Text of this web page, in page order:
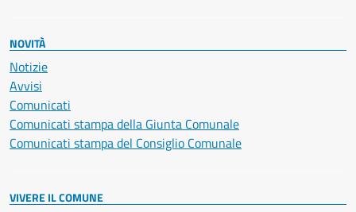
NOVITÀ
Notizie
Avvisi
Comunicati
Comunicati stampa della Giunta Comunale
Comunicati stampa del Consiglio Comunale
VIVERE IL COMUNE